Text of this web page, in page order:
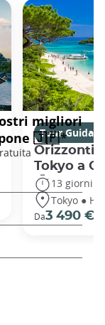
Tour Guidati
Orizzonti
Tokyo a
13 giorni
Tokyo ●
Da3 490 €